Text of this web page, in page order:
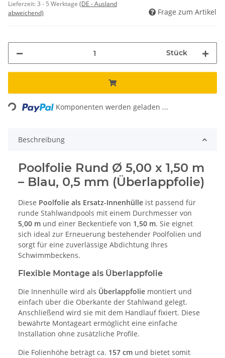
Lieferzeit:3 - 5 Werktage (DE - Ausland
abweichend)
Frage zum Artikel
Stück
Loading... Komponenten werden geladen ...
Beschreibung
Poolfolie Rund Ø 5,00 x 1,50 m
– Blau, 0,5 mm (Überlappfolie)
Diese Poolfolie als Ersatz-Innenhülle ist passend für
runde Stahlwandpools mit einem Durchmesser von
5,00 m und einer Beckentiefe von 1,50 m. Sie eignet
sich ideal zur Erneuerung bestehender Poolfolien und
sorgt für eine zuverlässige Abdichtung Ihres
Schwimmbeckens.
Flexible Montage als Überlappfolie
Die Innenhülle wird als Überlappfolie montiert und
einfach über die Oberkante der Stahlwand gelegt.
Anschließend wird sie mit dem Handlauf fixiert. Diese
bewährte Montageart ermöglicht eine einfache
Installation ohne zusätzliche Profile.
Die Folienhöhe beträgt ca. 157 cm und bietet somit